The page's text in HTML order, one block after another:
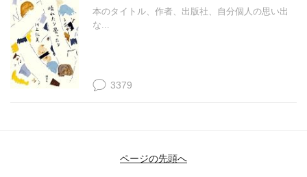
本のタイトル、作者、出版社、自分個人の思い出
な...
3379
ページの先頭へ